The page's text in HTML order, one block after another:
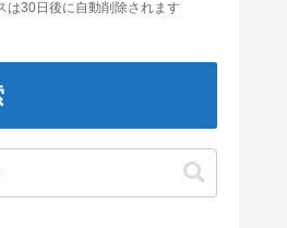
は30日後に自動削除されます